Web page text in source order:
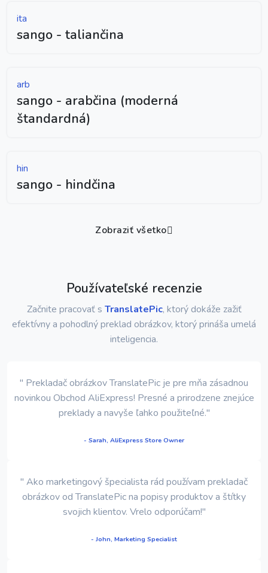
ita
sango - taliančina
arb
sango - arabčina (moderná
štandardná)
hin
sango - hindčina
Zobraziť všetko
Používateľské recenzie
Začnite pracovať s TranslatePic, ktorý dokáže zažiť
efektívny a pohodlný preklad obrázkov, ktorý prináša umelá
inteligencia.
" Prekladač obrázkov TranslatePic je pre mňa zásadnou
novinkou Obchod AliExpress! Presné a prirodzene znejúce
preklady a navyše ľahko použiteľné."
- Sarah, AliExpress Store Owner
" Ako marketingový špecialista rád používam prekladač
obrázkov od TranslatePic na popisy produktov a štítky
svojich klientov. Vrelo odporúčam!"
- John, Marketing Specialist